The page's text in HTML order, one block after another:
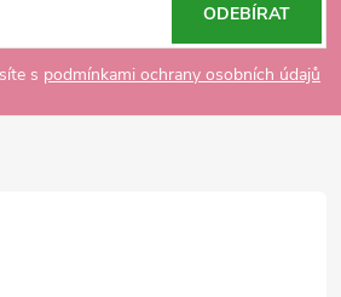
s podmínkami ochrany osobních údajů
ODEBÍRAT